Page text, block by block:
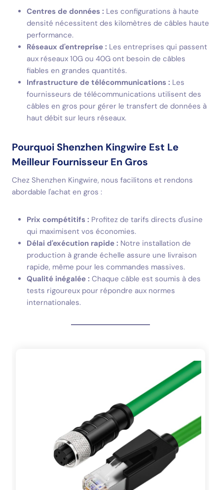
Centres de données : Les configurations à haute
densité nécessitent des kilomètres de câbles haute
performance.
Réseaux d'entreprise : Les entreprises qui passent
aux réseaux 10G ou 40G ont besoin de câbles
fiables en grandes quantités.
Infrastructure de télécommunications : Les
fournisseurs de télécommunications utilisent des
câbles en gros pour gérer le transfert de données à
haut débit sur leurs réseaux.
Pourquoi Shenzhen Kingwire Est Le
Meilleur Fournisseur En Gros
Chez Shenzhen Kingwire, nous facilitons et rendons
abordable l'achat en gros :
Prix compétitifs : Profitez de tarifs directs d'usine
qui maximisent vos économies.
Délai d'exécution rapide : Notre installation de
production à grande échelle assure une livraison
rapide, même pour les commandes massives.
Qualité inégalée : Chaque câble est soumis à des
tests rigoureux pour répondre aux normes
internationales.